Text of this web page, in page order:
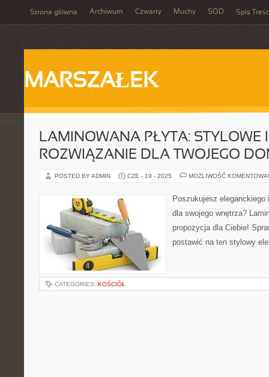
Strona główna Archiwum Czwarty Muchy SOD Spis
MARSZAŁEK
LAMINOWANA PŁYTA: STYLOWE
ROZWIĄZANIE DLA TWOJEGO
POSTED BY ADMIN CZE - 19 - 2025 MOŻLIWOŚĆ
Poszukujesz
dla swojego wnętrza?
propozycja dla Ciebie!
postawić na ten stylowy
CATEGORIES: KOŚCIÓŁ